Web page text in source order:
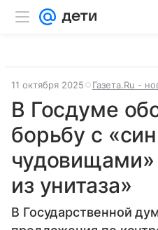
11 октября 2025 Газета.Ru -
В Госдуме
борьбу с
чудовищами»
из унитаза»
В Государственной